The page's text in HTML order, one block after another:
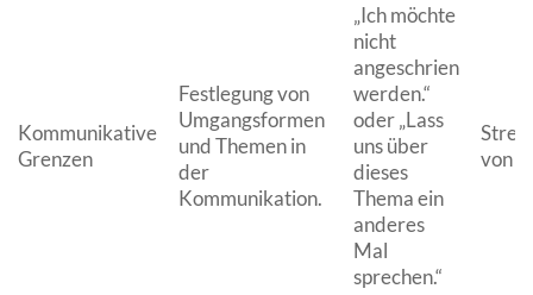
Kommunikative
Grenzen
Festlegung von
Umgangsformen
und Themen in
der
Kommunikation.
„Ich möchte
nicht
angeschrien
werden.“
oder „Lass
uns über
dieses
Thema ein
anderes
Mal
sprechen.“
von